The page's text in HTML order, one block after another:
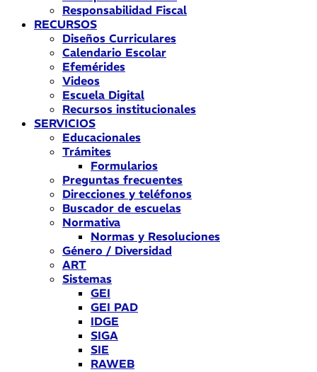
Responsabilidad Fiscal
RECURSOS
Diseños Curriculares
Calendario Escolar
Efemérides
Videos
Escuela Digital
Recursos institucionales
SERVICIOS
Educacionales
Trámites
Formularios
Preguntas frecuentes
Direcciones y teléfonos
Buscador de escuelas
Normativa
Normas y Resoluciones
Género / Diversidad
ART
Sistemas
GEI
GEI PAD
IDGE
SIGA
SIE
RAWEB